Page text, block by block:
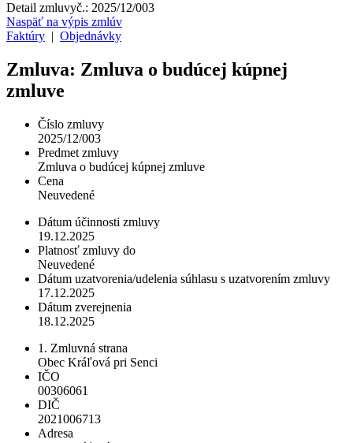
Detail zmluvyč.: 2025/12/003
Naspäť na výpis zmlúv
Faktúry
Objednávky
Zmluva: Zmluva o budúcej kúpnej
zmluve
Číslo zmluvy
2025/12/003
Predmet zmluvy
Zmluva o budúcej kúpnej zmluve
Cena
Neuvedené
Dátum účinnosti zmluvy
19.12.2025
Platnosť zmluvy do
Neuvedené
Dátum uzatvorenia/udelenia súhlasu s uzatvorením zmluvy
17.12.2025
Dátum zverejnenia
18.12.2025
1. Zmluvná strana
Obec Kráľová pri Senci
IČO
00306061
DIČ
2021006713
Adresa